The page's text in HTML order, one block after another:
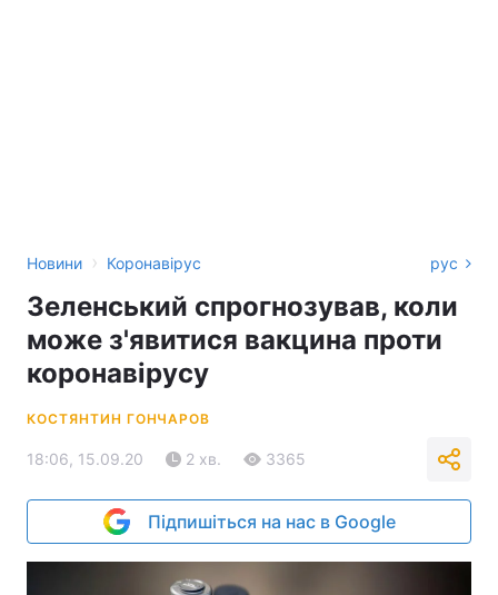
Новини › Коронавірус рус
Зеленський спрогнозував, коли
може з'явитися вакцина проти
коронавірусу
КОСТЯНТИН ГОНЧАРОВ
18:06, 15.09.20 2 хв. 3365
Підпишіться на нас в Google